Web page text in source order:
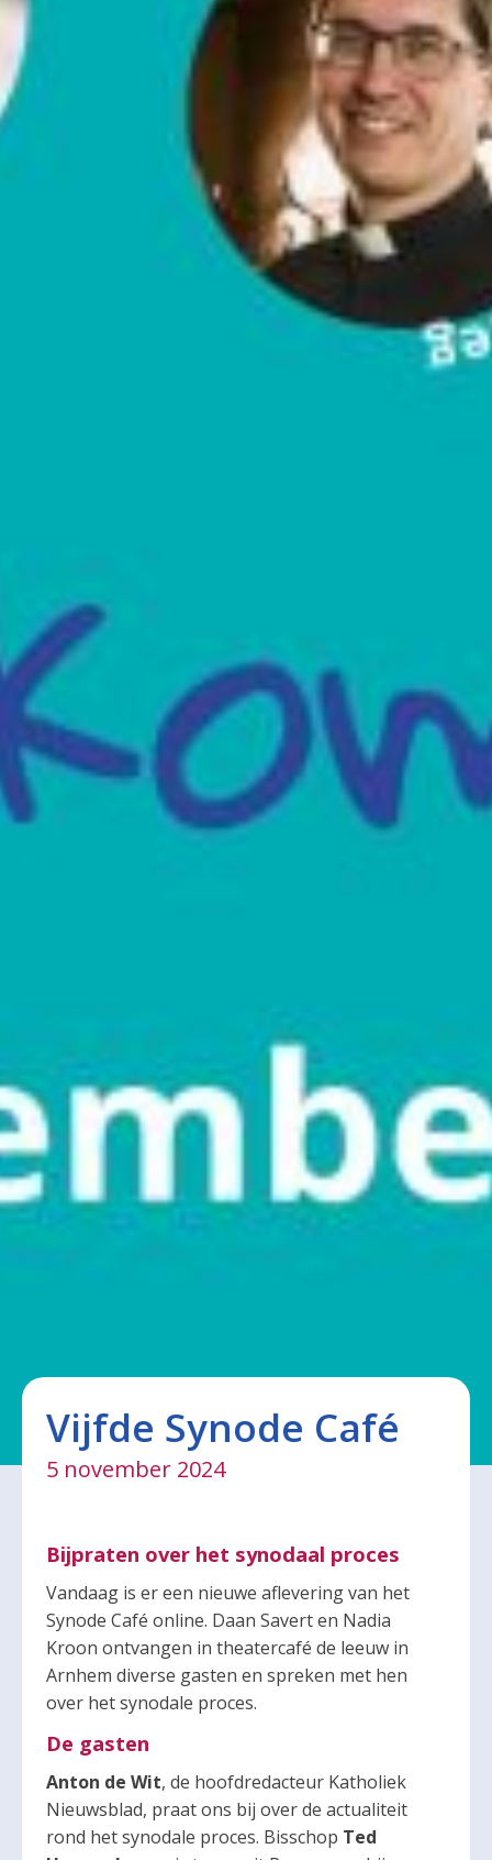
Vijfde Synode Café
5 november 2024
Bijpraten over het synodaal proces
Vandaag is er een nieuwe aflevering van het
Synode Café online. Daan Savert en Nadia
Kroon ontvangen in theatercafé de leeuw in
Arnhem diverse gasten en spreken met hen
over het synodale proces.
De gasten
Anton de Wit, de hoofdredacteur Katholiek
Nieuwsblad, praat ons bij over de actualiteit
rond het synodale proces. Bisschop Ted